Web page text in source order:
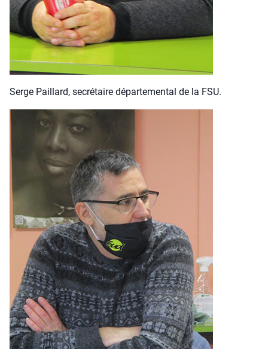
Serge Paillard, secré­taire dépar­te­men­tal de la FSU.